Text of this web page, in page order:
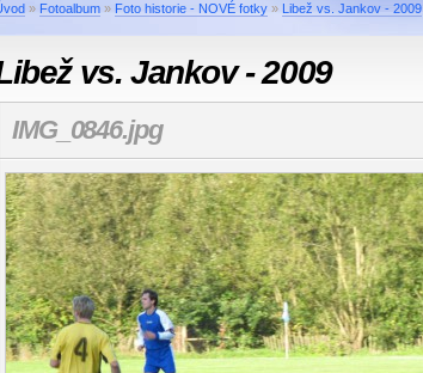
» Fotoalbum » Foto historie - NOVÉ fotky » Libež vs. Jankov - 2009
vs. Jankov - 2009
IMG_0846.jpg